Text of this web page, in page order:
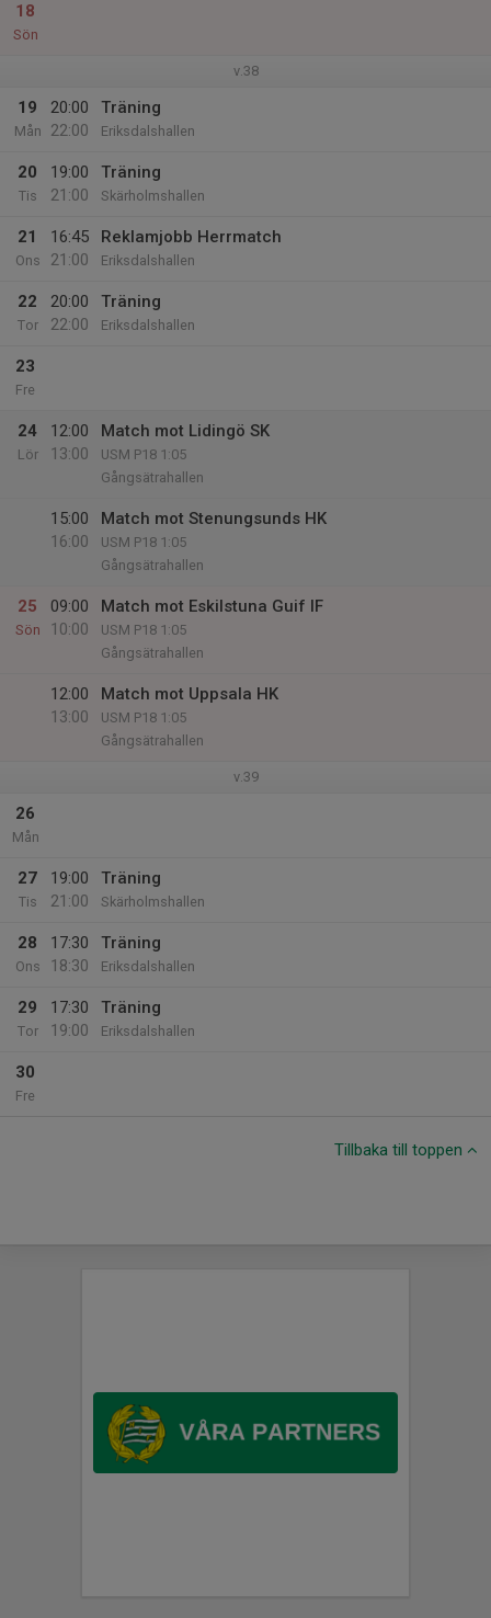
18
Sön
v.38
19
Mån
20:00
22:00
Träning
Eriksdalshallen
20
Tis
19:00
21:00
Träning
Skärholmshallen
21
Ons
16:45
21:00
Reklamjobb Herrmatch
Eriksdalshallen
22
Tor
20:00
22:00
Träning
Eriksdalshallen
23
Fre
24
Lör
12:00
13:00
Match mot Lidingö SK
USM P18 1:05
Gångsätrahallen
15:00
16:00
Match mot Stenungsunds HK
USM P18 1:05
Gångsätrahallen
25
Sön
09:00
10:00
Match mot Eskilstuna Guif IF
USM P18 1:05
Gångsätrahallen
12:00
13:00
Match mot Uppsala HK
USM P18 1:05
Gångsätrahallen
v.39
26
Mån
27
Tis
19:00
21:00
Träning
Skärholmshallen
28
Ons
17:30
18:30
Träning
Eriksdalshallen
29
Tor
17:30
19:00
Träning
Eriksdalshallen
30
Fre
Tillbaka till toppen